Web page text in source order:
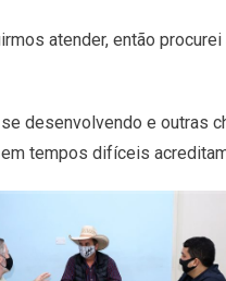
atender, então
desenvolvendo e outras
tempos difíceis